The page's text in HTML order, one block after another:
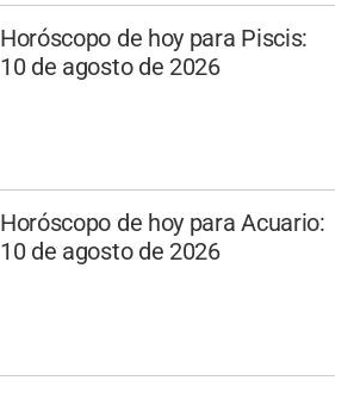
Horóscopo de hoy para Piscis:
10 de agosto de 2026
Horóscopo de hoy para Acuario:
10 de agosto de 2026